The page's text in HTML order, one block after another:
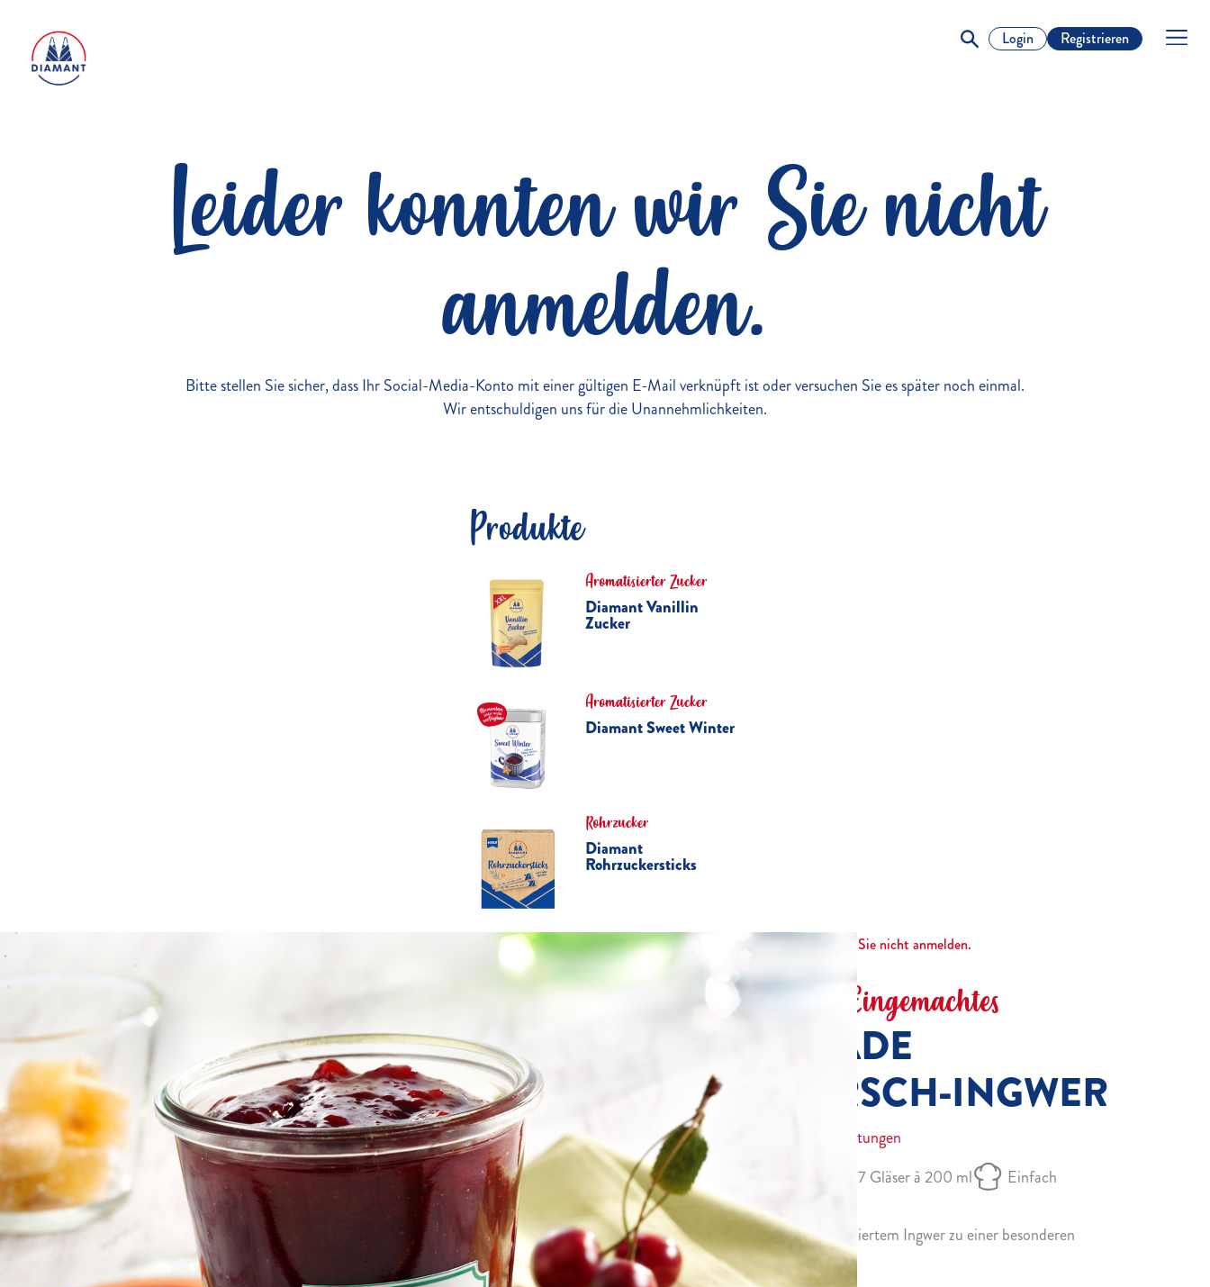
Login Registrieren
Leider konnten wir Sie nicht
anmelden.
Bitte stellen Sie sicher, dass Ihr Social-Media-Konto mit einer gültigen E-Mail verknüpft ist oder versuchen Sie es später noch einmal.
Wir entschuldigen uns für die Unannehmlichkeiten.
Produkte
Aromatisierter Zucker
Diamant Vanillin
Zucker
Aromatisierter Zucker
Diamant Sweet Winter
Rohrzucker
Diamant
Rohrzuckersticks
Error Pages Leider konnten wir Sie nicht anmelden.
Marmeladen & Eingemachtes
MARMELADE
SAUERKIRSCH-INGWER
Bewertungen
6 - 7 Gläser à 200 ml Einfach
Die Kirschen werden mit kandiertem Ingwer zu einer besonderen
Delikatesse!